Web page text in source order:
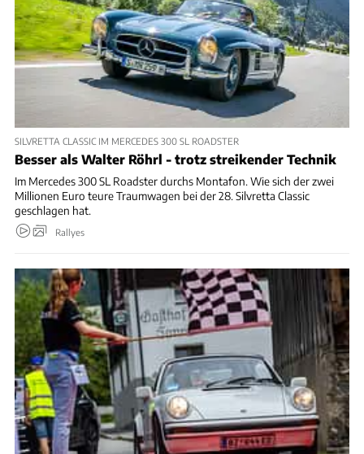
SILVRETTA CLASSIC IM MERCEDES 300 SL ROADSTER
Besser als Walter Röhrl - trotz streikender Technik
Im Mercedes 300 SL Roadster durchs Montafon. Wie sich der zwei
Millionen Euro teure Traumwagen bei der 28. Silvretta Classic
geschlagen hat.
Rallyes